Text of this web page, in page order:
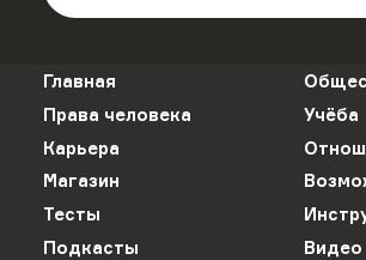
Главная
Права человека
Учёба
Карьера
Магазин
Тесты
Подкасты
Видео